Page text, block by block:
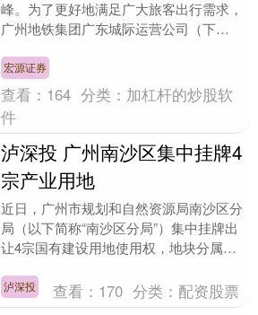
峰。为了更好地满足广大旅客出行需求，
广州地铁集团广东城际运营公司（下
力投放，保障旅客出行....
宏源证券
查看： 164 分类： 加杠杆的炒股软
件
泸深投 广州南沙区集中挂牌4
宗产业用地
近日，广州市规划和自然资源局南沙区分
局（以下简称“南沙区分局”）集中挂牌出
让4宗国有建设用地使用权，地块分属榄
局电气机械制造....
泸深投 查看： 170 分类： 配资股票